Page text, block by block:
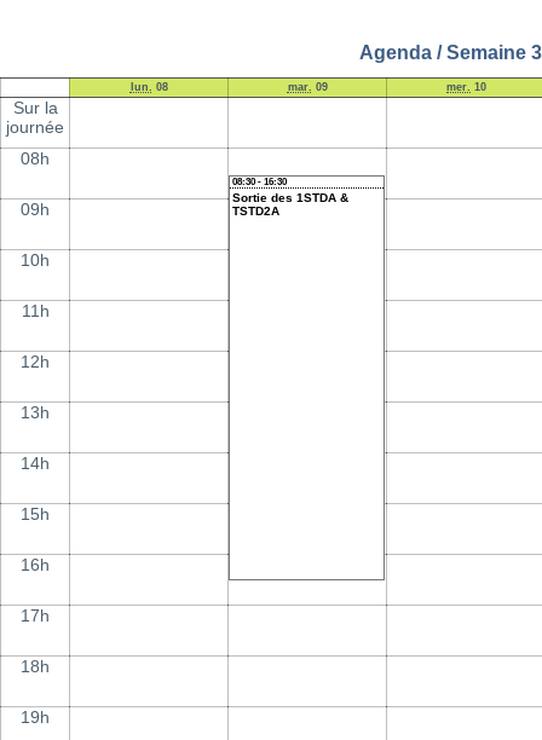
Agenda / Semaine
08:30 - 16:30
Sortie des 1STDA &
TSTD2A
lun. 08 mar. 09 mer. 10
Sur la
journée
08h
09h
10h
11h
12h
13h
14h
15h
16h
17h
18h
19h